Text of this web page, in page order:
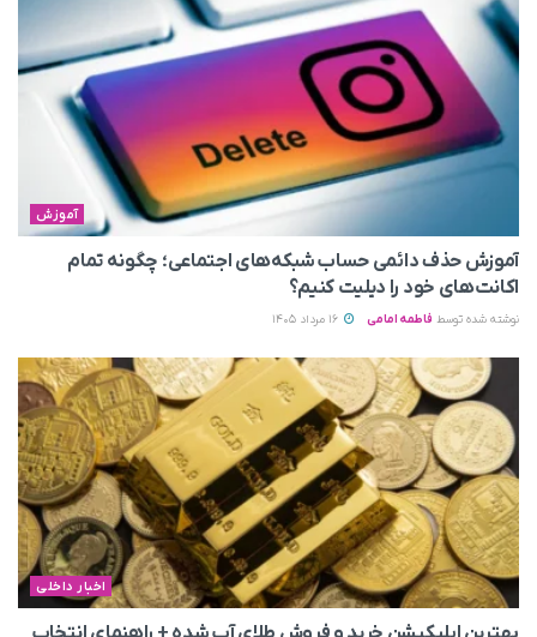
آموزش
آموزش حذف دائمی حساب شبکه‌های اجتماعی؛ چگونه تمام
اکانت‌های خود را دیلیت کنیم؟
نوشته شده توسط فاطمه امامی
اخبار داخلی